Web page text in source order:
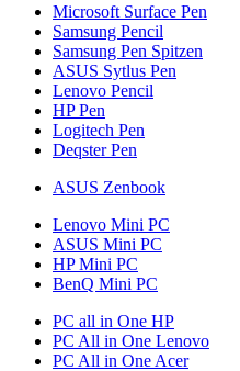
Microsoft Surface Pen
Samsung Pencil
Samsung Pen Spitzen
ASUS Sytlus Pen
Lenovo Pencil
HP Pen
Logitech Pen
Deqster Pen
ASUS Zenbook
Lenovo Mini PC
ASUS Mini PC
HP Mini PC
BenQ Mini PC
PC all in One HP
PC All in One Lenovo
PC All in One Acer